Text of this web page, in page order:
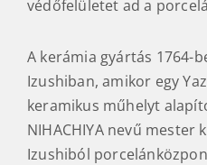
védőfelületet ad a
A kerámia gyártás 1764-
Izushiban, amikor egy
keramikus műhelyt
NIHACHIYA nevű
Izushiból